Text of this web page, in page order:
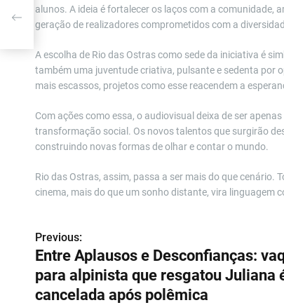
alunos. A ideia é fortalecer os laços com a comunidade,
geração de realizadores comprometidos com a
A escolha de Rio das Ostras como sede da iniciativa é
também uma juventude criativa, pulsante e sedenta por
mais escassos, projetos como esse reacendem a
Com ações como essa, o audiovisual deixa de ser
transformação social. Os novos talentos que surgirão
construindo novas formas de olhar e contar o mundo.
Rio das Ostras, assim, passa a ser mais do que cenário.
cinema, mais do que um sonho distante, vira linguagem
N
a
v
Previous:
Entre Aplausos e Desconfianças:
para alpinista que resgatou Juliana
cancelada após polêmica